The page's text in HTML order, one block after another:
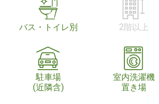
バス・トイレ別 2階以上
駐車場
(近隣含)
室内洗濯機
置き場